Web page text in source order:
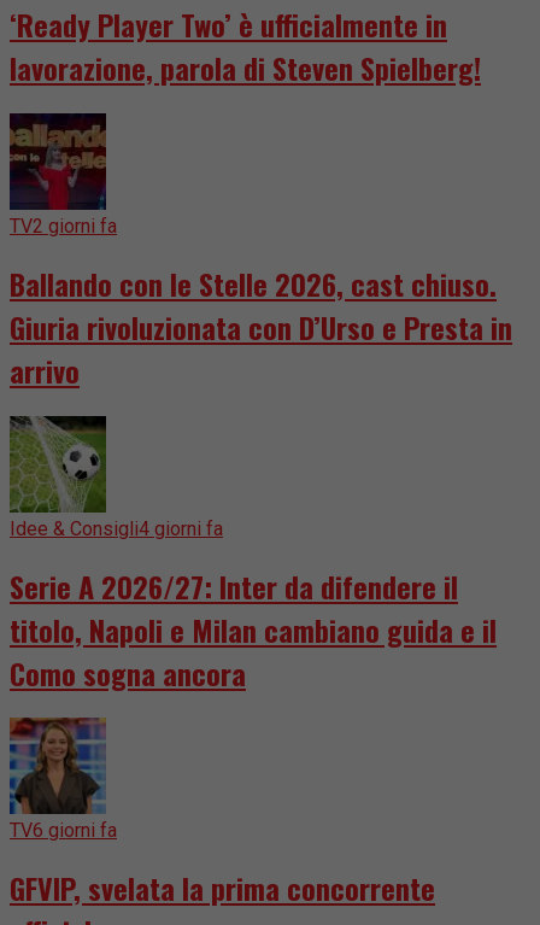
‘Ready Player Two’ è ufficialmente in
lavorazione, parola di Steven Spielberg!
TV2 giorni fa
Ballando con le Stelle 2026, cast chiuso.
Giuria rivoluzionata con D’Urso e Presta in
arrivo
Idee & Consigli4 giorni fa
Serie A 2026/27: Inter da difendere il
titolo, Napoli e Milan cambiano guida e il
Como sogna ancora
TV6 giorni fa
GFVIP, svelata la prima concorrente